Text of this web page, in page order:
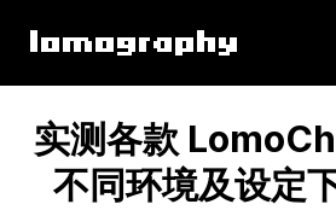
实测各款
不同环境及设定